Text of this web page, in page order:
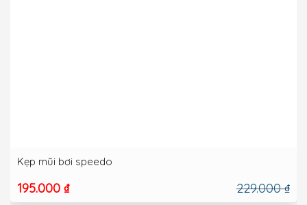
Kẹp mũi bơi speedo
195.000 ₫ 229.000 ₫